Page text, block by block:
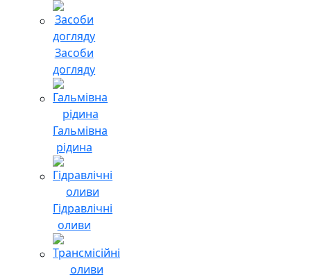
Засоби
догляду
Гальмівна
рідина
Гідравлічні
оливи